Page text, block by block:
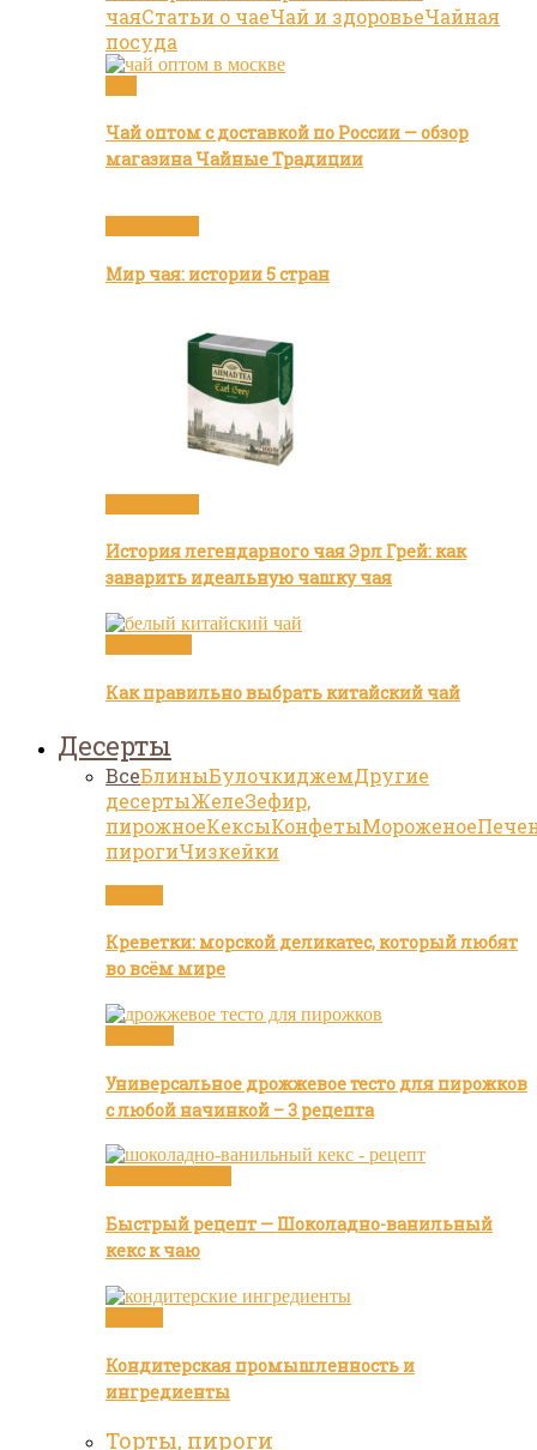
чаяСтатьи о чаеЧай и здоровьеЧайная
посуда
Чай оптом с доставкой по России — обзор
магазина Чайные Традиции
Мир чая: истории 5 стран
История легендарного чая Эрл Грей: как
заварить идеальную чашку чая
Как правильно выбрать китайский чай
Десерты
ВсеБлиныБулочкиджемДругие
десертыЖелеЗефир,
пирожноеКексыКонфетыМороженое
пирогиЧизкейки
Креветки: морской деликатес, который любят
во всём мире
Универсальное дрожжевое тесто для пирожков
с любой начинкой – 3 рецепта
Быстрый рецепт — Шоколадно-ванильный
кекс к чаю
Кондитерская промышленность и
ингредиенты
Торты, пироги